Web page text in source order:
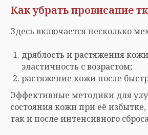
Как убрать провисание
Здесь включается несколько
дряблость и растяжения
эластичность с возрастом;
растяжение кожи после
Эффективные методики для
состояния кожи при её избытке,
так и после интенсивного